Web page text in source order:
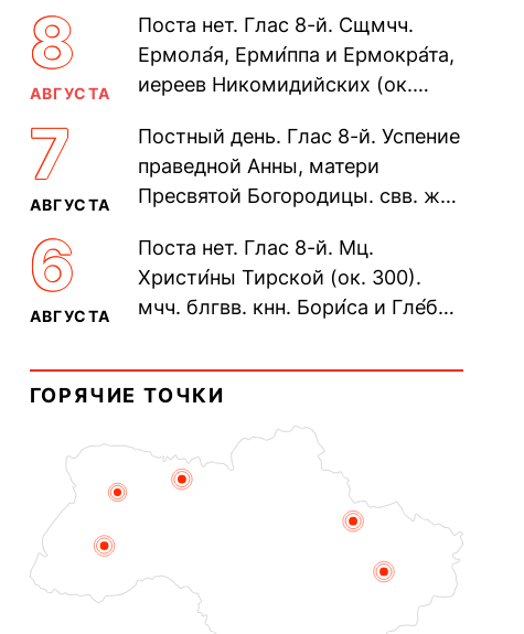
8
АВГУСТА
Поста нет. Глас 8-й. Сщмчч.
Ермола́я, Ерми́ппа и Ермокра́та,
иереев Никомидийских (ок.
Печерского, в Ближних
пещерах...
7
АВГУСТА
Постный день. Глас 8-й. Успение
праведной Анны, матери
Пресвятой Богородицы. свв. жен
прп. Евпракси́и девы,...
6
АВГУСТА
Поста нет. Глас 8-й. Мц.
Христи́ны Тирской (ок. 300).
мчч. блгвв. кнн. Бори́са и Гле́ба,
Дави́да (1015). Прп....
ГОРЯЧИЕ ТОЧКИ